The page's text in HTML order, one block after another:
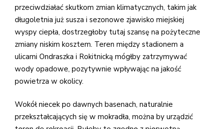
przeciwdziałać skutkom zmian klimatycznych, takim jak
długoletnia już susza i sezonowe zjawisko miejskiej
wyspy ciepła, dostrzegłoby tutaj szansę na pożyteczne
zmiany niskim kosztem. Teren między stadionem a
ulicami Ondraszka i Rokitnicką mógłby zatrzymywać
wody opadowe, pozytywnie wpływając na jakość
powietrza w okolicy.
Wokół niecek po dawnych basenach, naturalnie
przekształcających się w mokradła, można by urządzić